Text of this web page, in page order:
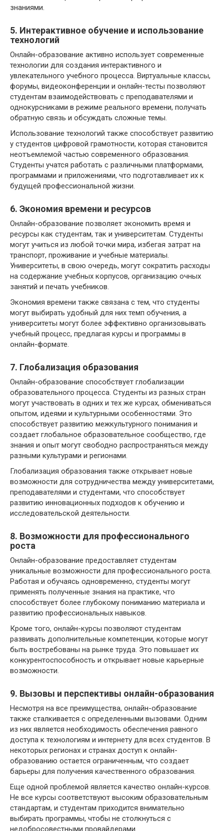
знаниями.
5. Интерактивное обучение и использование
технологий
Онлайн-образование активно использует современные
технологии для создания интерактивного и
увлекательного учебного процесса. Виртуальные классы,
форумы, видеоконференции и онлайн-тесты позволяют
студентам взаимодействовать с преподавателями и
однокурсниками в режиме реального времени, получать
обратную связь и обсуждать сложные темы.
Использование технологий также способствует развитию
у студентов цифровой грамотности, которая становится
неотъемлемой частью современного образования.
Студенты учатся работать с различными платформами,
программами и приложениями, что подготавливает их к
будущей профессиональной жизни.
6. Экономия времени и ресурсов
Онлайн-образование позволяет экономить время и
ресурсы как студентам, так и университетам. Студенты
могут учиться из любой точки мира, избегая затрат на
транспорт, проживание и учебные материалы.
Университеты, в свою очередь, могут сократить расходы
на содержание учебных корпусов, организацию очных
занятий и печать учебников.
Экономия времени также связана с тем, что студенты
могут выбирать удобный для них темп обучения, а
университеты могут более эффективно организовывать
учебный процесс, предлагая курсы и программы в
онлайн-формате.
7. Глобализация образования
Онлайн-образование способствует глобализации
образовательного процесса. Студенты из разных стран
могут участвовать в одних и тех же курсах, обмениваться
опытом, идеями и культурными особенностями. Это
способствует развитию межкультурного понимания и
создает глобальное образовательное сообщество, где
знания и опыт могут свободно распространяться между
разными культурами и регионами.
Глобализация образования также открывает новые
возможности для сотрудничества между университетами,
преподавателями и студентами, что способствует
развитию инновационных подходов к обучению и
исследовательской деятельности.
8. Возможности для профессионального
роста
Онлайн-образование предоставляет студентам
уникальные возможности для профессионального роста.
Работая и обучаясь одновременно, студенты могут
применять полученные знания на практике, что
способствует более глубокому пониманию материала и
развитию профессиональных навыков.
Кроме того, онлайн-курсы позволяют студентам
развивать дополнительные компетенции, которые могут
быть востребованы на рынке труда. Это повышает их
конкурентоспособность и открывает новые карьерные
возможности.
9. Вызовы и перспективы онлайн-образования
Несмотря на все преимущества, онлайн-образование
также сталкивается с определенными вызовами. Одним
из них является необходимость обеспечения равного
доступа к технологиям и интернету для всех студентов. В
некоторых регионах и странах доступ к онлайн-
образованию остается ограниченным, что создает
барьеры для получения качественного образования.
Еще одной проблемой является качество онлайн-курсов.
Не все курсы соответствуют высоким образовательным
стандартам, и студентам приходится внимательно
выбирать программы, чтобы не столкнуться с
недобросовестными провайдерами.